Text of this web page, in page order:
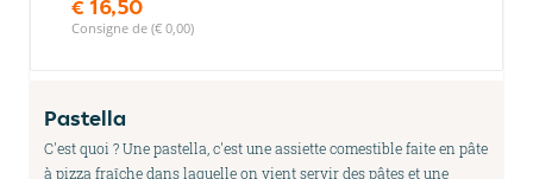
€ 16,50
Consigne de (€ 0,00)
Pastella
C'est quoi ? Une pastella, c'est une assiette comestible faite en pâte
à pizza fraîche dans laquelle on vient servir des pâtes et une